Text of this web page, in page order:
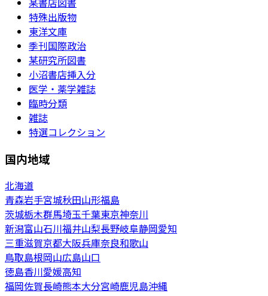
特殊出版物
東洋文庫
季刊国際政治
某研究所図書
小沼書店挿入分
医学・薬学雑誌
臨時分類
雑誌
特選コレクション
国内地域
北海道
青森岩手宮城秋田山形福島
茨城栃木群馬埼玉千葉東京神奈川
新潟富山石川福井山梨長野岐阜静岡愛知
三重滋賀京都大阪兵庫奈良和歌山
鳥取島根岡山広島山口
徳島香川愛媛高知
福岡佐賀長崎熊本大分宮崎鹿児島沖縄